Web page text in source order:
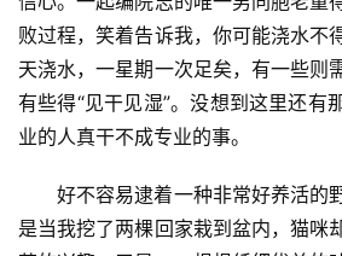
败过程，笑着告诉我，你可能浇水不
天浇水，一星期一次足矣，有一些则
有些得“见干见湿”。没想到这里还有
业的人真干不成专业的事。
好不容易逮着一种非常好养活
是当我挖了两棵回家栽到盆内，猫咪